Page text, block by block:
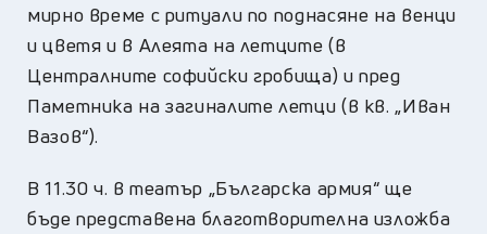
мирно време с ритуали по поднасяне на венци
и цветя и в Алеята на летците (в
Централните софийски гробища) и пред
Паметника на загиналите летци (в кв. „Иван
Вазов“).
В 11.30 ч. в театър „Българска армия“ ще
бъде представена благотворителна изложба